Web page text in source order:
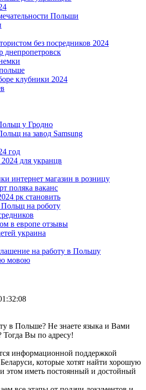
Польши
без посредников 2024
днепропетровск
клубники 2024
у Гродно
на завод Samsung
год
для укранцв
интернет магазин в розницу
поляка ваканс
рк становить
Польщ на роботу
в европе отзывы
украина
на работу в Польшу
мовою
в Польше? Не знаете языка и Вами
Тогда Вы по адресу!
информационной поддержкой
которые хотят найти хорошую
этом иметь постоянный и достойный